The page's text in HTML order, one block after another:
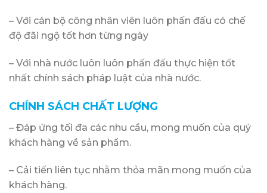
– Với cán bộ công nhân viên luôn phấn đấu có chế
độ đãi ngộ tốt hơn từng ngày
– Với nhà nước luôn luôn phấn đấu thực hiện tốt
nhất chính sách pháp luật của nhà nước.
CHÍNH SÁCH CHẤT LƯỢNG
– Đáp ứng tối đa các nhu cầu, mong muốn của quý
khách hàng về sản phẩm.
– Cải tiến liên tục nhằm thỏa mãn mong muốn của
khách hàng.